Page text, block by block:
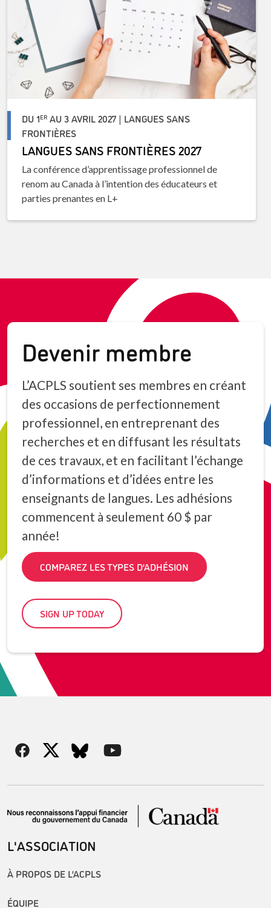
DU 1ER AU 3 AVRIL 2027 | LANGUES SANS
FRONTIÈRES
LANGUES SANS FRONTIÈRES 2027
La conférence d’apprentissage professionnel de
renom au Canada à l’intention des éducateurs et
parties prenantes en L+
Devenir membre
L’ACPLS soutient ses membres en créant
des occasions de perfectionnement
professionnel, en entreprenant des
recherches et en diffusant les résultats
de ces travaux, et en facilitant l’échange
d’informations et d’idées entre les
enseignants de langues. Les adhésions
commencent à seulement 60 $ par
année!
COMPAREZ LES TYPES D’ADHÉSION
SIGN UP TODAY
L'ASSOCIATION
À PROPOS DE L’ACPLS
ÉQUIPE